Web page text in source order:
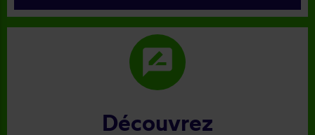
rate_review
Découvrez